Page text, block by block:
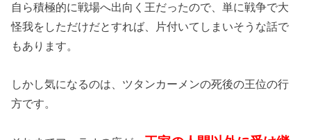
自ら積極的に戦場へ出向く王だったので、単に戦争で大
怪我をしただけだとすれば、片付いてしまいそうな話で
もあります。
しかし気になるのは、ツタンカーメンの死後の王位の行
方です。